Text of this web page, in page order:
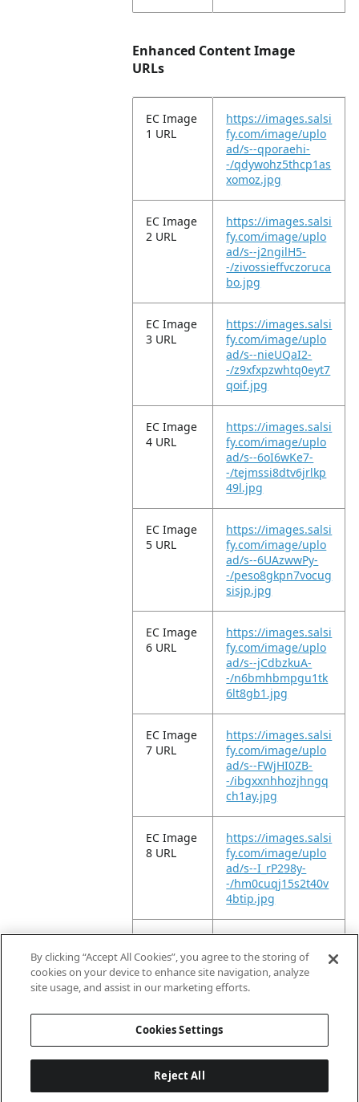
Enhanced Content Image
URLs
EC Image
1 URL
https://images.salsi
fy.com/image/uplo
ad/s--qporaehi-
-/qdywohz5thcp1as
xomoz.jpg
EC Image
2 URL
https://images.salsi
fy.com/image/uplo
ad/s--j2ngilH5-
-/zivossieffvczoruca
bo.jpg
EC Image
3 URL
https://images.salsi
fy.com/image/uplo
ad/s--nieUQaI2-
-/z9xfxpzwhtq0eyt7
qoif.jpg
EC Image
4 URL
https://images.salsi
fy.com/image/uplo
ad/s--6oI6wKe7-
-/tejmssi8dtv6jrlkp
49l.jpg
EC Image
5 URL
https://images.salsi
fy.com/image/uplo
ad/s--6UAzwwPy-
-/peso8gkpn7vocug
sisjp.jpg
EC Image
6 URL
https://images.salsi
fy.com/image/uplo
ad/s--jCdbzkuA-
-/n6bmhbmpgu1tk
6lt8gb1.jpg
EC Image
7 URL
https://images.salsi
fy.com/image/uplo
ad/s--FWjHI0ZB-
-/ibgxxnhhozjhngq
ch1ay.jpg
EC Image
8 URL
https://images.salsi
fy.com/image/uplo
ad/s--I_rP298y-
-/hm0cuqj15s2t40v
4btip.jpg
EC Image
9 URL
https://images.salsi
fy.com/image/uplo
ad/s--KyJvZ5pg-
-/cmv0zbzwejnaozz
By clicking “Accept All Cookies”, you agree to the storing of
cookies on your device to enhance site navigation, analyze
site usage, and assist in our marketing efforts.
Cookies Settings
Reject All